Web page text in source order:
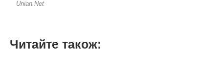
Читайте також: